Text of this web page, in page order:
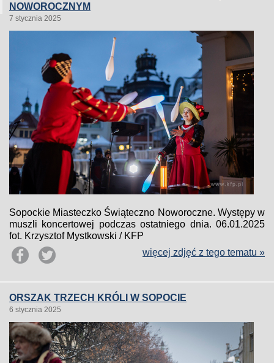
NOWOROCZNYM
7 stycznia 2025
Sopockie Miasteczko Świąteczno Noworoczne. Występy w
muszli koncertowej podczas ostatniego dnia. 06.01.2025
fot. Krzysztof Mystkowski / KFP
więcej zdjęć z tego tematu »
ORSZAK TRZECH KRÓLI W SOPOCIE
6 stycznia 2025